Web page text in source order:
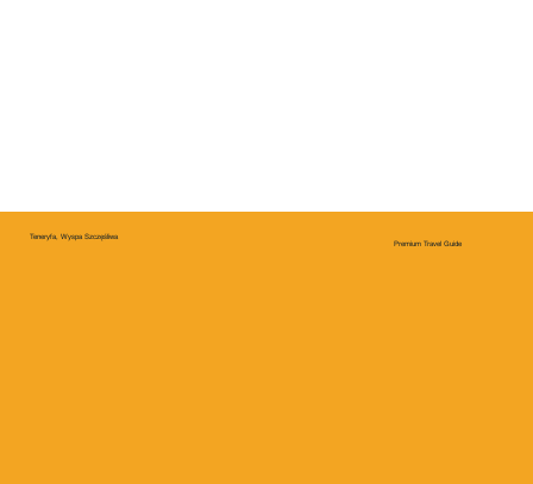
Teneryfa, Wyspa Szczęśliwa
Premium Travel Guide